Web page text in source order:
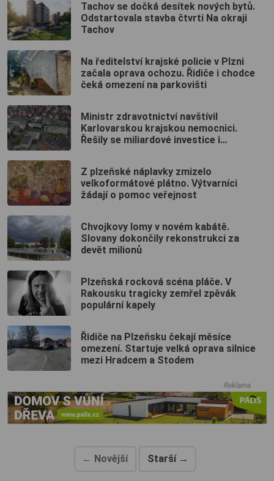
Tachov se dočká desítek nových bytů.
Odstartovala stavba čtvrti Na okraji
Tachov
Na ředitelství krajské policie v Plzni
začala oprava ochozu. Řidiče i chodce
čeká omezení na parkovišti
Ministr zdravotnictví navštívil
Karlovarskou krajskou nemocnici.
Řešily se miliardové investice i
Z plzeňské náplavky zmizelo
velkoformátové plátno. Výtvarníci
žádají o pomoc veřejnost
Chvojkovy lomy v novém kabátě.
Slovany dokončily rekonstrukci za
devět milionů
Plzeňská rocková scéna pláče. V
Rakousku tragicky zemřel zpěvák
populární kapely
Řidiče na Plzeňsku čekají měsíce
omezení. Startuje velká oprava silnice
mezi Hradcem a Stodem
Reklama
← Novější Starší →